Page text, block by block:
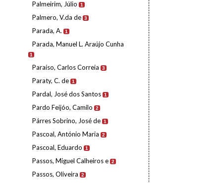
Palmeirim, Júlio 1
Palmero, V.da de 3
Parada, A. 1
Parada, Manuel L. Araújo Cunha
1
Paraíso, Carlos Correia 3
Paraty, C. de 1
Pardal, José dos Santos 1
Pardo Feijóo, Camilo 2
Párres Sobrino, José de 1
Pascoal, António Maria 2
Pascoal, Eduardo 1
Passos, Miguel Calheiros e 2
Passos, Oliveira 2